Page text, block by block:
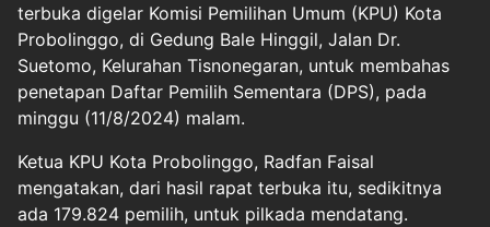
terbuka digelar Komisi Pemilihan Umum (KPU) Kota
Probolinggo, di Gedung Bale Hinggil, Jalan Dr.
Suetomo, Kelurahan Tisnonegaran, untuk membahas
penetapan Daftar Pemilih Sementara (DPS), pada
minggu (11/8/2024) malam.
Ketua KPU Kota Probolinggo, Radfan Faisal
mengatakan, dari hasil rapat terbuka itu, sedikitnya
ada 179.824 pemilih, untuk pilkada mendatang.